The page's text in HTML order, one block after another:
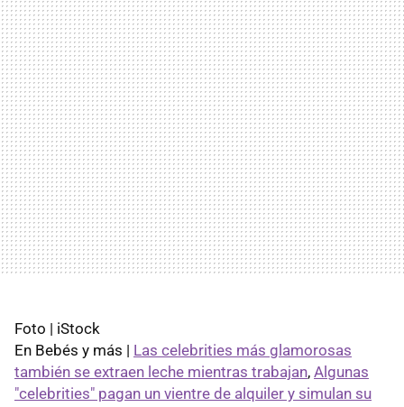
Foto | iStock
En Bebés y más | Las celebrities más glamorosas
también se extraen leche mientras trabajan, Algunas
"celebrities" pagan un vientre de alquiler y simulan su